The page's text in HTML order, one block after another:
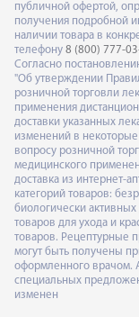
публичной офертой,
получения подробной
наличии товара в
телефону 8 (800) 777-
Согласно
"Об утверждении
розничной торговли
применения
доставки указанных
изменений в
вопросу розничной
медицинского
доставка из интернет-
категорий товаров:
биологически
товаров для ухода и
товаров. Рецептурные
могут быть получены
оформленного врачом.
специальных
изменен